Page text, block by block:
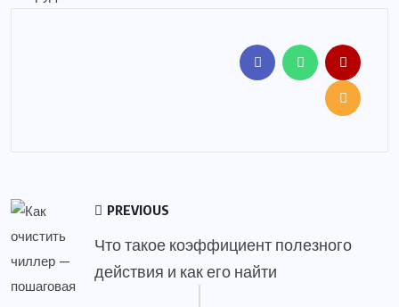
PREVIOUS
Что такое коэффициент полезного
действия и как его найти